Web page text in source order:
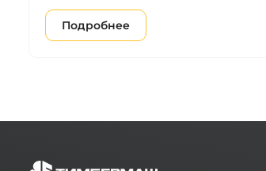
Подробнее